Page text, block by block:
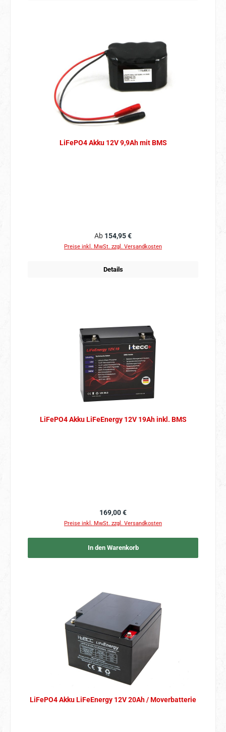
LiFePO4 Akku 12V 9,9Ah mit BMS
Regulärer Preis:
Ab 154,95 €
Preise inkl. MwSt. zzgl. Versandkosten
Details
LiFePO4 Akku LiFeEnergy 12V 19Ah inkl. BMS
Regulärer Preis:
169,00 €
Preise inkl. MwSt. zzgl. Versandkosten
In den Warenkorb
LiFePO4 Akku LiFeEnergy 12V 20Ah / Moverbatterie